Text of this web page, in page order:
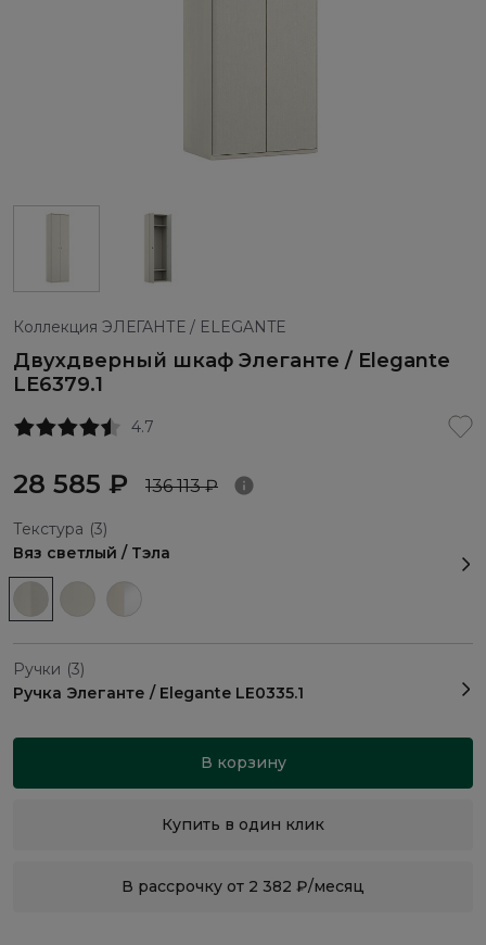
Коллекция ЭЛЕГАНТЕ / ELEGANTE
Двухдверный шкаф Элеганте / Elegante
LE6379.1
4.7
28 585 ₽ 136 113 ₽
Текстура (3)
Вяз светлый / Тэла
Ручки (3)
Ручка Элеганте / Elegante LE0335.1
В корзину
Купить в один клик
В рассрочку от 2 382 ₽/месяц